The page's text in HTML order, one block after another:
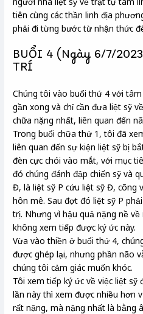
tiên cùng các thần linh địa
phải đi từng bước từ nhận thức
BUỔI 4 (Ngày 6/7/
TRÍ
Chúng tôi vào buổi thứ 4 với
gần xong và chỉ cần đưa liệt sỹ
chữa nặng nhất, liên quan đến
Trong buổi chữa thứ 1, tôi đã
liên quan đến sự kiện liệt sỹ bị
đèn cực chói vào mắt, với mục
đó chúng đánh đập chiến sỹ và
Đ, là liệt sỹ P cứu liệt sỹ Đ, cõng
hôn mê. Sau đợt đó liệt sỹ P
trị. Nhưng vì hậu quả nặng nề
không xem tiếp được ký ức này.
Vừa vào thiền ở buổi thứ 4,
được ghép lại, nhưng phần não
chúng tôi cảm giác muốn khóc.
Tôi xem tiếp ký ức về việc liệt
lần này thì xem được nhiều hơn
rất nặng, mà nặng nhất là bằng